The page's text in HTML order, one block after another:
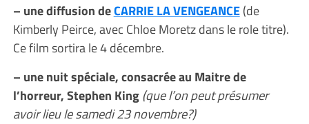
– une diffusion deCARRIE LA VENGEANCE(de
Kimberly Peirce, avec Chloe Moretz dans le role titre).
Ce film sortira le 4 décembre.
– une nuit spéciale, consacrée au Maitre de
l’horreur, Stephen King (que l’on peut présumer
avoir lieu le samedi 23 novembre?)